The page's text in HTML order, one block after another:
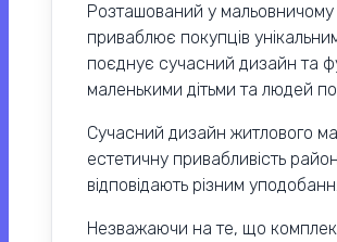
Розташований у мальовничому
приваблює покупців
поєднує сучасний дизайн та
маленькими дітьми та людей
Сучасний дизайн житлового
естетичну привабливість
відповідають різним
Незважаючи на те, що